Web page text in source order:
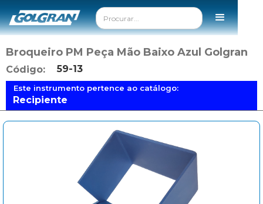
Broqueiro PM Peça Mão Baixo Azul Golgran
Código: 59-13
Este instrumento pertence ao catálogo:
Recipiente